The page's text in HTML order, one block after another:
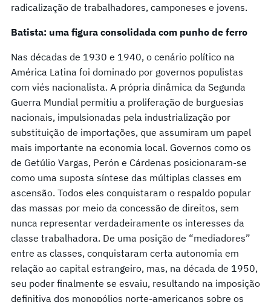
radicalização de trabalhadores, camponeses e jovens.
Batista: uma figura consolidada com punho de ferro
Nas décadas de 1930 e 1940, o cenário político na
América Latina foi dominado por governos populistas
com viés nacionalista. A própria dinâmica da Segunda
Guerra Mundial permitiu a proliferação de burguesias
nacionais, impulsionadas pela industrialização por
substituição de importações, que assumiram um papel
mais importante na economia local. Governos como os
de Getúlio Vargas, Perón e Cárdenas posicionaram-se
como uma suposta síntese das múltiplas classes em
ascensão. Todos eles conquistaram o respaldo popular
das massas por meio da concessão de direitos, sem
nunca representar verdadeiramente os interesses da
classe trabalhadora. De uma posição de “mediadores”
entre as classes, conquistaram certa autonomia em
relação ao capital estrangeiro, mas, na década de 1950,
seu poder finalmente se esvaiu, resultando na imposição
definitiva dos monopólios norte-americanos sobre os